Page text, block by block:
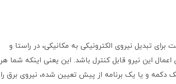
تبدیل نیروی الکترونیکی به مکانیکی، در راستا و
این نیرو قابل کنترل باشد. این یعنی اینکه شما هر
دکمه و یا یک برنامه از پیش تعیین شده، نیروی برق را